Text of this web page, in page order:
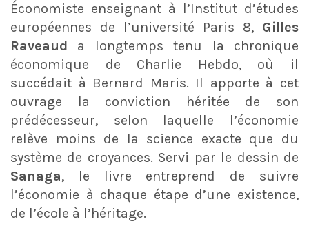
Économiste enseignant à l’Institut d’études
européennes de l’université Paris 8, Gilles
Raveaud a longtemps tenu la chronique
économique de Charlie Hebdo, où il
succédait à Bernard Maris. Il apporte à cet
ouvrage la conviction héritée de son
prédécesseur, selon laquelle l’économie
relève moins de la science exacte que du
système de croyances. Servi par le dessin de
Sanaga, le livre entreprend de suivre
l’économie à chaque étape d’une existence,
de l’école à l’héritage.